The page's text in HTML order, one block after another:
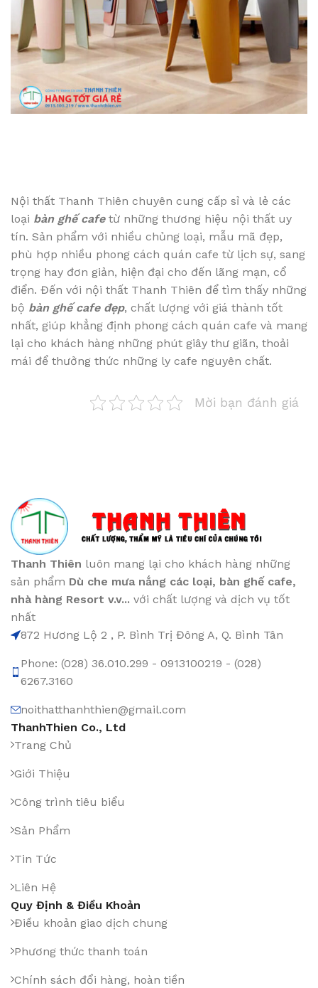
Nội thất Thanh Thiên chuyên cung cấp sỉ và lẻ các
loại bàn ghế cafetừ những thương hiệu nội thất uy
tín. Sản phẩm với nhiều chủng loại, mẫu mã đẹp,
phù hợp nhiều phong cách quán cafe từ lịch sự, sang
trọng hay đơn giản, hiện đại cho đến lãng mạn, cổ
điển. Đến với nội thất Thanh Thiên để tìm thấy những
bộ bàn ghế cafe đẹp, chất lượng với giá thành tốt
nhất, giúp khẳng định phong cách quán cafe và mang
lại cho khách hàng những phút giây thư giãn, thoải
mái để thưởng thức những ly cafe nguyên chất.
Mời bạn đánh giá
Thanh Thiên luôn mang lại cho khách hàng những
sản phẩm Dù che mưa nắng các loại, bàn ghế cafe,
nhà hàng Resort v.v... với chất lượng và dịch vụ tốt
nhất
872 Hương Lộ 2 , P. Bình Trị Đông A, Q. Bình Tân
Phone: (028) 36.010.299 - 0913100219 - (028)
6267.3160
noithatthanhthien@gmail.com
ThanhThien Co., Ltd
Trang Chủ
Giới Thiệu
Công trình tiêu biểu
Sản Phẩm
Tin Tức
Liên Hệ
Quy Định & Điều Khoản
Điều khoản giao dịch chung
Phương thức thanh toán
Chính sách đổi hàng, hoàn tiền